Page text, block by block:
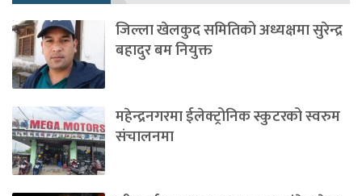
जिल्ला खेलकुद समितिको अध्यक्षमा सुरेन्द्र
बहादुर बम नियुक्त
महेन्द्रनगरमा ईलेक्ट्रोनिक स्कुटरको स्वरुम
संचालनमा